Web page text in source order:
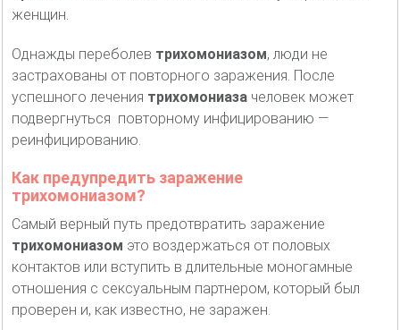
женщин.
Однажды переболев трихомониазом, люди не
застрахованы от повторного заражения. После
успешного лечения трихомониаза человек может
подвергнуться повторному инфицированию —
реинфицированию.
Как предупредить заражение
трихомониазом?
Самый верный путь предотвратить заражение
трихомониазом это воздержаться от половых
контактов или вступить в длительные моногамные
отношения с сексуальным партнером, который был
проверен и, как известно, не заражен.